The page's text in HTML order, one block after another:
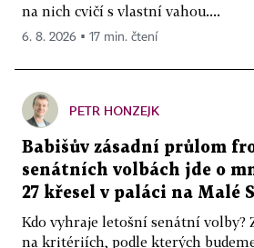
na nich cvičí s vlastní vahou....
6. 8. 2026 ▪ 17 min. čtení
PETR HONZEJK
Babišův zásadní průlom
senátních volbách jde o
27 křesel v paláci na Malé
Kdo vyhraje letošní senátní volby?
na kritériích, podle kterých